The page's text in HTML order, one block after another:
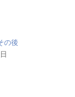
の後